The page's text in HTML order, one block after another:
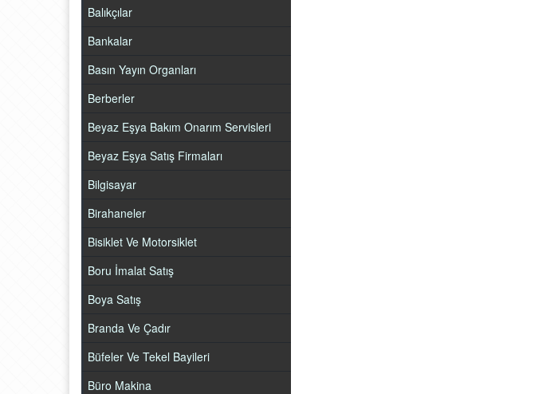
Balıkçılar
Bankalar
Basın Yayın Organları
Berberler
Beyaz Eşya Bakım Onarım Servisleri
Beyaz Eşya Satış Firmaları
Bilgisayar
Birahaneler
Bisiklet Ve Motorsiklet
Boru İmalat Satış
Boya Satış
Branda Ve Çadır
Büfeler Ve Tekel Bayileri
Büro Makina